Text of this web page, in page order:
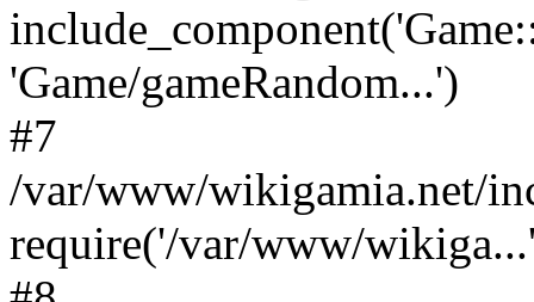
'Game/gameRandom...')
#7
/var/www/wikigamia.net/
require('/var/www/